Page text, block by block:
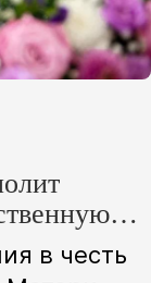
в честь